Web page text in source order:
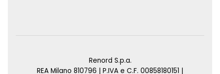
Renord S.p.a.
REA Milano 810796 | P.IVA e C.F. 00858180151 |